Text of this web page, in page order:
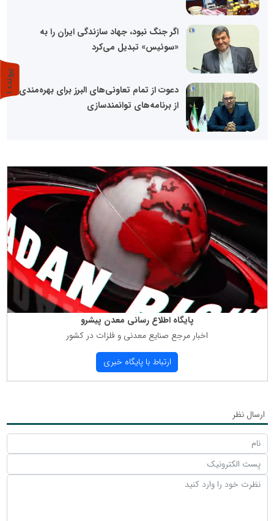
اگر جنگ نبود، جهاد سازندگی ایران را به
«سوئیس» تبدیل می‌کرد
دعوت از تمام تعاونی‌های البرز برای بهره‌مندی
از برنامه‌های توانمندسازی
پایگاه اطلاع رسانی معدن پیشرو
اخبار مرجع صنایع معدنی و فلزات در كشور
ارتباط با پایگاه خبری
ارسال نظر
پ
ر
و
ن
د
ه
1